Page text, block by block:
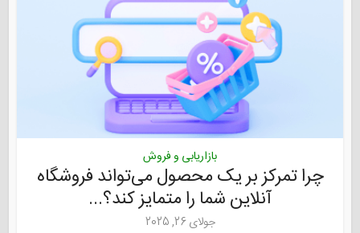
بازاریابی و فروش
چرا تمرکز بر یک محصول می‌تواند فروشگاه
آنلاین شما را متمایز کند؟...
جولای 26, 2025